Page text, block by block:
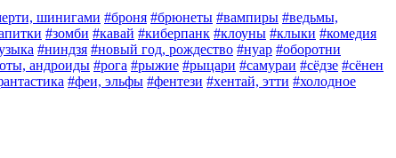
шинигами #броня #брюнеты #вампиры #ведьмы,
#зомби #кавай #киберпанк #клоуны #клыки #комедия
#ниндзя #новый год, рождество #нуар #оборотни
андроиды #рога #рыжие #рыцари #самураи #сёдзе #сёнен
#феи, эльфы #фентези #хентай, этти #холодное